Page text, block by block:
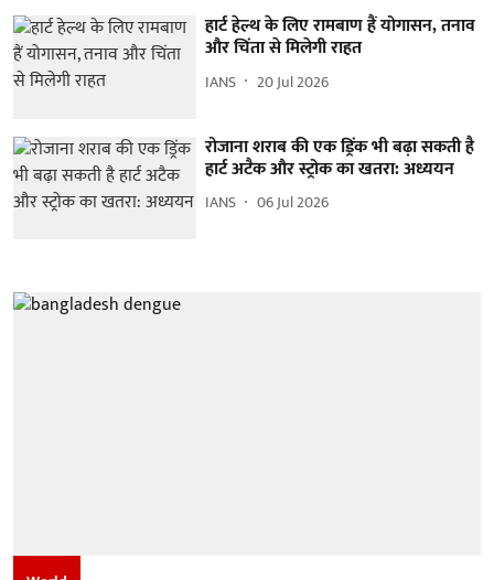
हार्ट हेल्थ के लिए रामबाण हैं योगासन, तनाव
और चिंता से मिलेगी राहत
IANS 20 Jul 2026
रोजाना शराब की एक ड्रिंक भी बढ़ा सकती है
हार्ट अटैक और स्ट्रोक का खतरा: अध्ययन
IANS 06 Jul 2026